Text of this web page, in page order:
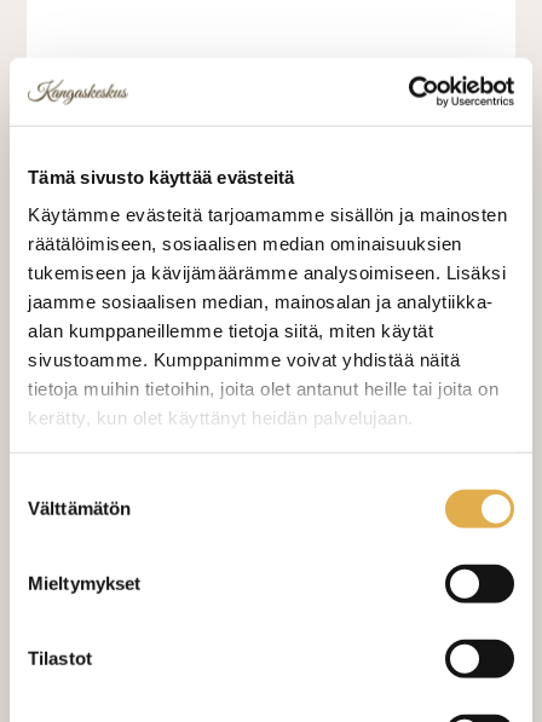
Tämä sivusto käyttää evästeitä
Käytämme evästeitä tarjoamamme sisällön ja mainosten
räätälöimiseen, sosiaalisen median ominaisuuksien
tukemiseen ja kävijämäärämme analysoimiseen. Lisäksi
jaamme sosiaalisen median, mainosalan ja analytiikka-
alan kumppaneillemme tietoja siitä, miten käytät
sivustoamme. Kumppanimme voivat yhdistää näitä
tietoja muihin tietoihin, joita olet antanut heille tai joita on
kerätty, kun olet käyttänyt heidän palvelujaan.
valinta
Välttämätön
Mieltymykset
Tilastot
17,00 €
norm. 24,90 €
VALITSE KANKAAN PITUUS
LISÄÄ OSTOSKORIIN
Tilaa näytepala kankaasta
Näytepalan hinta 1,50 €. Koko n. 10x10 cm.